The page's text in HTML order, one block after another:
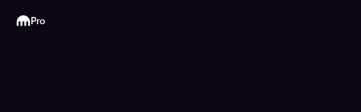
Kraken
Pro